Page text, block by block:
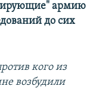
армию
до сих
кого из
возбудили